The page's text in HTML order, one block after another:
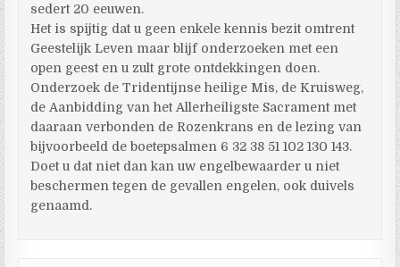
sedert 20 eeuwen.
Het is spijtig dat u geen enkele kennis bezit omtrent
Geestelijk Leven maar blijf onderzoeken met een
open geest en u zult grote ontdekkingen doen.
Onderzoek de Tridentijnse heilige Mis, de Kruisweg,
de Aanbidding van het Allerheiligste Sacrament met
daaraan verbonden de Rozenkrans en de lezing van
bijvoorbeeld de boetepsalmen 6 32 38 51 102 130 143.
Doet u dat niet dan kan uw engelbewaarder u niet
beschermen tegen de gevallen engelen, ook duivels
genaamd.